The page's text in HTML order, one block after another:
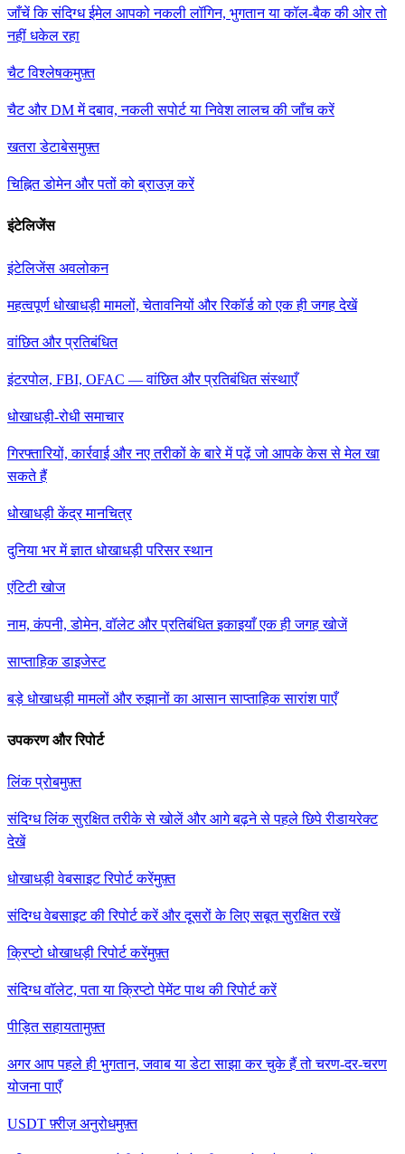
जाँचें कि संदिग्ध ईमेल आपको नकली लॉगिन, भुगतान या कॉल-बैक की ओर तो
नहीं धकेल रहा
चैट विश्लेषकमुफ़्त
चैट और DM में दबाव, नकली सपोर्ट या निवेश लालच की जाँच करें
खतरा डेटाबेसमुफ़्त
चिह्नित डोमेन और पतों को ब्राउज़ करें
इंटेलिजेंस
इंटेलिजेंस अवलोकन
महत्वपूर्ण धोखाधड़ी मामलों, चेतावनियों और रिकॉर्ड को एक ही जगह देखें
वांछित और प्रतिबंधित
इंटरपोल, FBI, OFAC — वांछित और प्रतिबंधित संस्थाएँ
धोखाधड़ी-रोधी समाचार
गिरफ्तारियों, कार्रवाई और नए तरीकों के बारे में पढ़ें जो आपके केस से मेल खा
सकते हैं
धोखाधड़ी केंद्र मानचित्र
दुनिया भर में ज्ञात धोखाधड़ी परिसर स्थान
एंटिटी खोज
नाम, कंपनी, डोमेन, वॉलेट और प्रतिबंधित इकाइयाँ एक ही जगह खोजें
साप्ताहिक डाइजेस्ट
बड़े धोखाधड़ी मामलों और रुझानों का आसान साप्ताहिक सारांश पाएँ
उपकरण और रिपोर्ट
लिंक प्रोबमुफ़्त
संदिग्ध लिंक सुरक्षित तरीके से खोलें और आगे बढ़ने से पहले छिपे रीडायरेक्ट
देखें
धोखाधड़ी वेबसाइट रिपोर्ट करेंमुफ़्त
संदिग्ध वेबसाइट की रिपोर्ट करें और दूसरों के लिए सबूत सुरक्षित रखें
क्रिप्टो धोखाधड़ी रिपोर्ट करेंमुफ़्त
संदिग्ध वॉलेट, पता या क्रिप्टो पेमेंट पाथ की रिपोर्ट करें
पीड़ित सहायतामुफ़्त
अगर आप पहले ही भुगतान, जवाब या डेटा साझा कर चुके हैं तो चरण-दर-चरण
योजना पाएँ
USDT फ़्रीज़ अनुरोधमुफ़्त